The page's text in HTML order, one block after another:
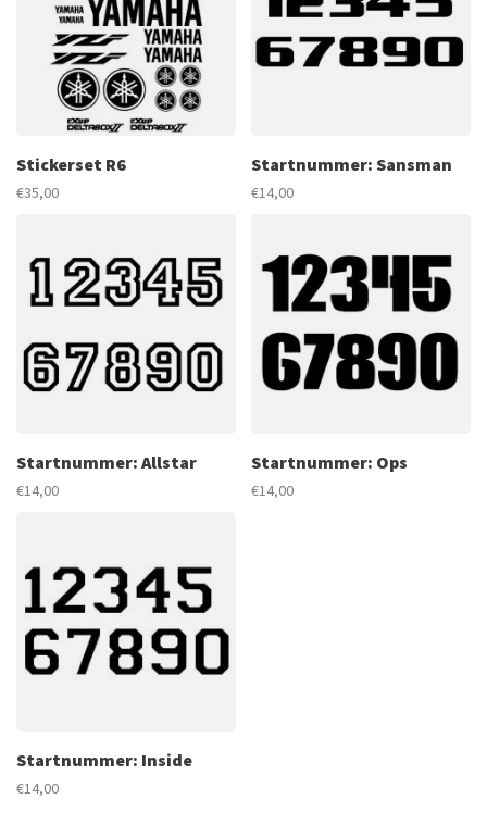
Stickerset R6
€35,00
Startnummer: Sansman
€14,00
Startnummer: Allstar
€14,00
Startnummer: Ops
€14,00
Startnummer: Inside
€14,00